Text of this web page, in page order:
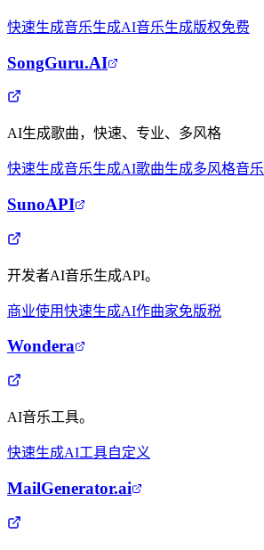
快速生成音乐生成AI音乐生成版权免费
SongGuru.AI
AI生成歌曲，快速、专业、多风格
快速生成音乐生成AI歌曲生成多风格音乐
SunoAPI
开发者AI音乐生成API。
商业使用快速生成AI作曲家免版税
Wondera
AI音乐工具。
快速生成AI工具自定义
MailGenerator.ai